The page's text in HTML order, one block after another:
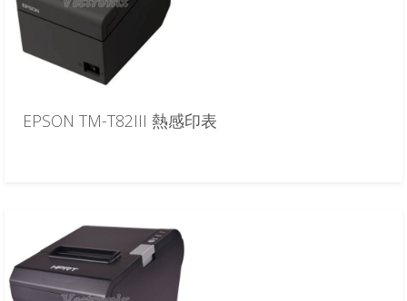
EPSON TM-T82III 熱感印表